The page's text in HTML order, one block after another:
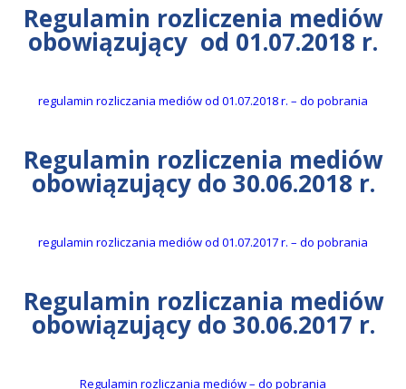
regulamin rozliczenia mediów
obowiązujący od 01.07.2018 r.
regulamin rozliczania mediów od 01.07.2018 r. – do pobrania
regulamin rozliczenia mediów
obowiązujący do 30.06.2018 r.
regulamin rozliczania mediów od 01.07.2017 r. – do pobrania
regulamin rozliczania mediów
obowiązujący do 30.06.2017 r.
Regulamin rozliczania mediów – do pobrania